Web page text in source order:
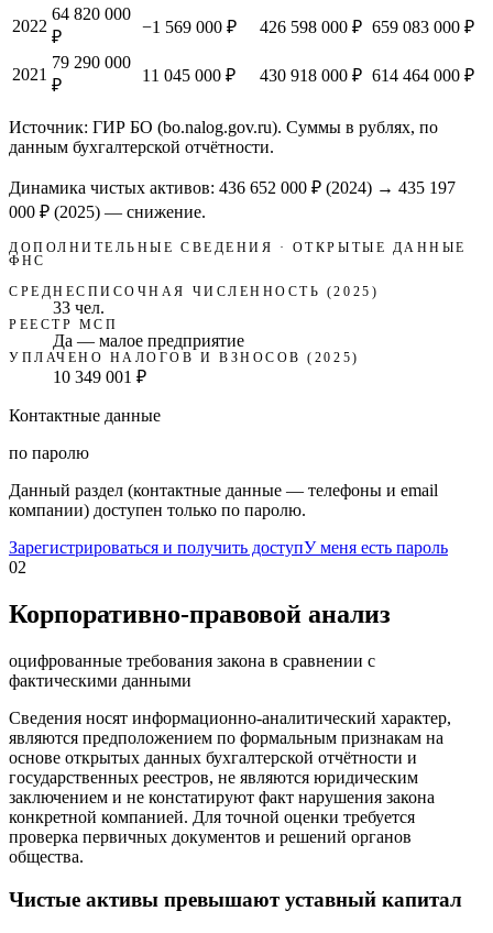
2022
64 820 000
₽
−1 569 000 ₽ 426 598 000 ₽ 659 083 000 ₽
2021
79 290 000
₽
11 045 000 ₽ 430 918 000 ₽ 614 464 000 ₽
Источник: ГИР БО (bo.nalog.gov.ru). Суммы в рублях, по
данным бухгалтерской отчётности.
Динамика чистых активов: 436 652 000 ₽ (2024) → 435 197
000 ₽ (2025) — снижение.
ДОПОЛНИТЕЛЬНЫЕ СВЕДЕНИЯ · ОТКРЫТЫЕ ДАННЫЕ
ФНС
СРЕДНЕСПИСОЧНАЯ ЧИСЛЕННОСТЬ (2025)
33 чел.
РЕЕСТР МСП
Да — малое предприятие
УПЛАЧЕНО НАЛОГОВ И ВЗНОСОВ (2025)
10 349 001 ₽
Контактные данные
по паролю
Данный раздел (контактные данные — телефоны и email
компании) доступен только по паролю.
Зарегистрироваться и получить доступУ меня есть пароль
02
Корпоративно-правовой анализ
оцифрованные требования закона в сравнении с
фактическими данными
Сведения носят информационно-аналитический характер,
являются предположением по формальным признакам на
основе открытых данных бухгалтерской отчётности и
государственных реестров, не являются юридическим
заключением и не констатируют факт нарушения закона
конкретной компанией. Для точной оценки требуется
проверка первичных документов и решений органов
общества.
Чистые активы превышают уставный капитал